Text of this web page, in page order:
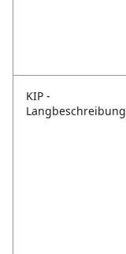
KIP -
Langbeschreibung